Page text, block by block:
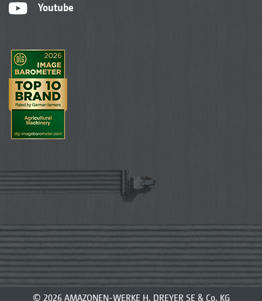
Youtube
© 2026 AMAZONEN-WERKE H. DREYER SE & Co. KG